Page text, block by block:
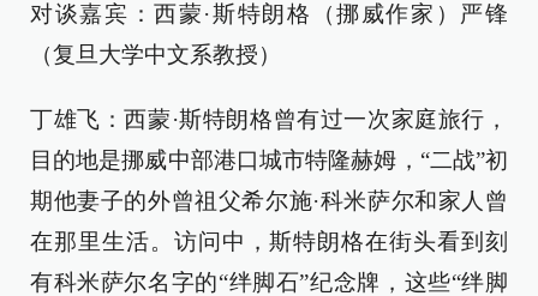
对谈嘉宾：西蒙·斯特朗格（挪威作家）严锋
（复旦大学中文系教授）
丁雄飞：西蒙·斯特朗格曾有过一次家庭旅行，
目的地是挪威中部港口城市特隆赫姆，“二战”初
期他妻子的外曾祖父希尔施·科米萨尔和家人曾
在那里生活。访问中，斯特朗格在街头看到刻
有科米萨尔名字的“绊脚石”纪念牌，这些“绊脚